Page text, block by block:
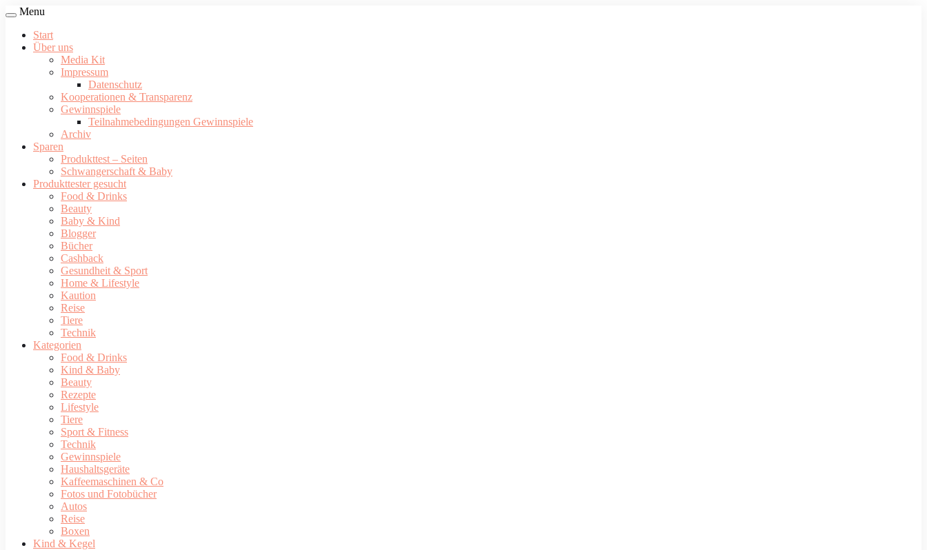
Menu
Start
Über uns
Media Kit
Impressum
Datenschutz
Kooperationen & Transparenz
Gewinnspiele
Teilnahmebedingungen Gewinnspiele
Archiv
Sparen
Produkttest – Seiten
Schwangerschaft & Baby
Produkttester gesucht
Food & Drinks
Beauty
Baby & Kind
Blogger
Bücher
Cashback
Gesundheit & Sport
Home & Lifestyle
Kaution
Reise
Tiere
Technik
Kategorien
Food & Drinks
Kind & Baby
Beauty
Rezepte
Lifestyle
Tiere
Sport & Fitness
Technik
Gewinnspiele
Haushaltsgeräte
Kaffeemaschinen & Co
Fotos und Fotobücher
Autos
Reise
Boxen
Kind & Kegel